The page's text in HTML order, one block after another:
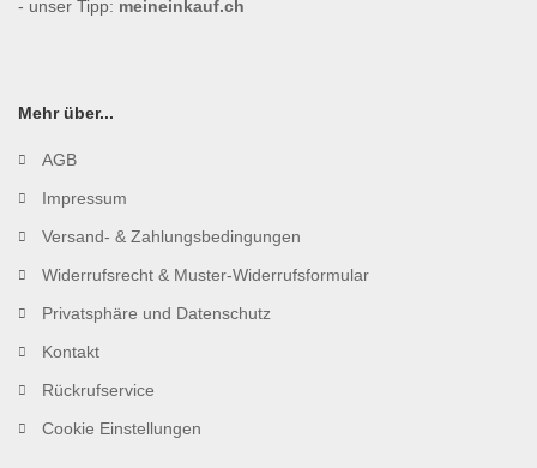
- unser Tipp: meineinkauf.ch
Mehr über...
AGB
Impressum
Versand- & Zahlungsbedingungen
Widerrufsrecht & Muster-Widerrufsformular
Privatsphäre und Datenschutz
Kontakt
Rückrufservice
Cookie Einstellungen